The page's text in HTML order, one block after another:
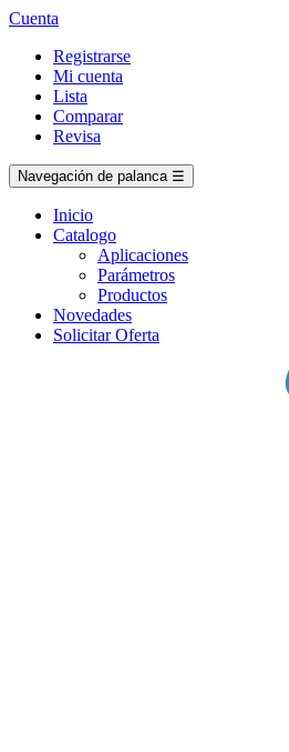
Cuenta
Registrarse
Mi cuenta
Lista
Comparar
Revisa
Navegación de palanca ☰
Inicio
Catalogo
Aplicaciones
Parámetros
Productos
Novedades
Solicitar Oferta